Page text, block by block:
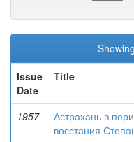
Issue
Date
Title
1957
Астрахань в
восстания